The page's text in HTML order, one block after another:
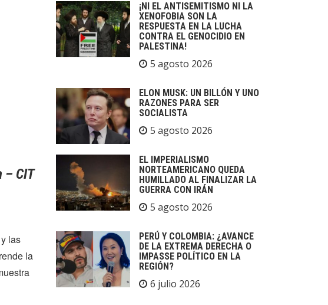
– CIT
las
la
¡NI EL ANTISEMITISMO NI LA
XENOFOBIA SON LA
RESPUESTA EN LA LUCHA
CONTRA EL GENOCIDIO EN
PALESTINA!
5 agosto 2026
ELON MUSK: UN BILLÓN Y UNO
RAZONES PARA SER
SOCIALISTA
5 agosto 2026
EL IMPERIALISMO
NORTEAMERICANO QUEDA
HUMILLADO AL FINALIZAR LA
GUERRA CON IRÁN
5 agosto 2026
PERÚ Y COLOMBIA: ¿AVANCE
DE LA EXTREMA DERECHA O
IMPASSE POLÍTICO EN LA
REGIÓN?
6 julio 2026